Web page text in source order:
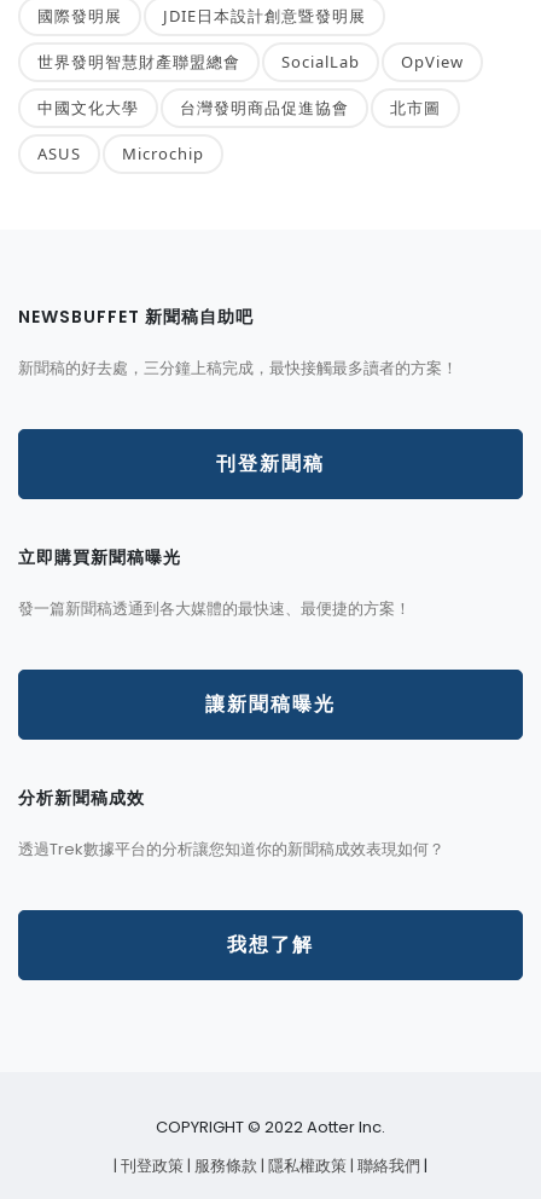
國際發明展 JDIE日本設計創意暨發明展
世界發明智慧財產聯盟總會 SocialLab OpView
中國文化大學 台灣發明商品促進協會 北市圖
ASUS Microchip
NEWSBUFFET 新聞稿自助吧
新聞稿的好去處，三分鐘上稿完成，最快接觸最多讀者的方案！
刊登新聞稿
立即購買新聞稿曝光
發一篇新聞稿透通到各大媒體的最快速、最便捷的方案！
讓新聞稿曝光
分析新聞稿成效
透過Trek數據平台的分析讓您知道你的新聞稿成效表現如何？
我想了解
COPYRIGHT © 2022 Aotter Inc.
| 刊登政策| 服務條款 | 隱私權政策| 聯絡我們 |